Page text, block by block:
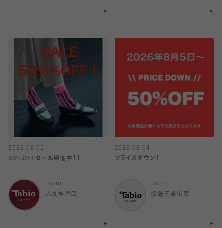
2026.08.05
50%OFFセール開催中！！
Tabio
大丸神戸店
2026.08.04
プライスダウン！
Tabio
阪急三番街店